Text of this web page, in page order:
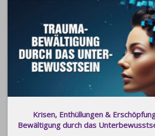
Krisen, Enthüllungen &
Bewältigung durch das